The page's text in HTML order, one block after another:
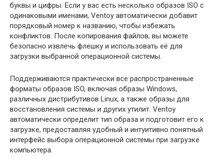
буквы и цифры. Если у вас есть несколько образов ISO с
одинаковыми именами, Ventoy автоматически добавит
порядковый номер к названию, чтобы избежать
конфликтов. После копирования файлов, вы можете
безопасно извлечь флешку и использовать её для
загрузки выбранной операционной системы.
Поддерживаются практически все распространенные
форматы образов ISO, включая образы Windows,
различных дистрибутивов Linux, а также образы для
восстановления системы и других утилит. Ventoy
автоматически определит тип образа и подготовит его к
загрузке, предоставляя удобный и интуитивно понятный
интерфейс выбора операционной системы при загрузке
компьютера.